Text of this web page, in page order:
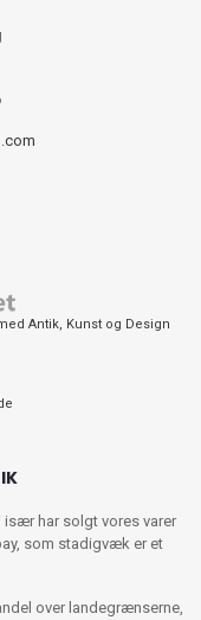
Antik, Kunst og Design
især har solgt vores varer
som stadigvæk er et
over landegrænserne,